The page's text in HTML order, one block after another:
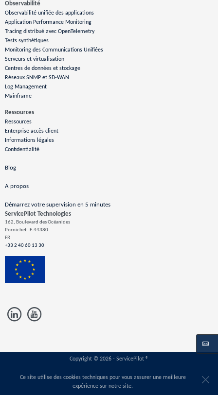
ServicePilot Technologies
162, Boulevard des Océanides
Pornichet F-44380
FR
+33 2 40 60 13 30
Observabilité
Observabilité unifiée des applications
Application Performance Monitoring
Tracing distribué avec OpenTelemetry
Tests synthétiques
Monitoring des Communications Unifiées
Serveurs et virtualisation
Centres de données et stockage
Réseaux SNMP et SD-WAN
Log Management
Mainframe
Ressources
Ressources
Enterprise accès client
Informations légales
Confidentialité
Blog
A propos
Démarrez votre supervision en 5 minutes
Copyright © 2026 - ServicePilot ®
Ce site utilise des cookies techniques pour vous assurer une meilleure
expérience sur notre site.